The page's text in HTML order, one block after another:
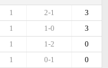
3
2-1
1
3
1-0
1
0
1-2
1
0
0-1
1